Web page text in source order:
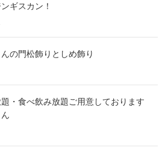
ギスカン！
の門松飾りとしめ飾り
・食べ飲み放題ご用意しております